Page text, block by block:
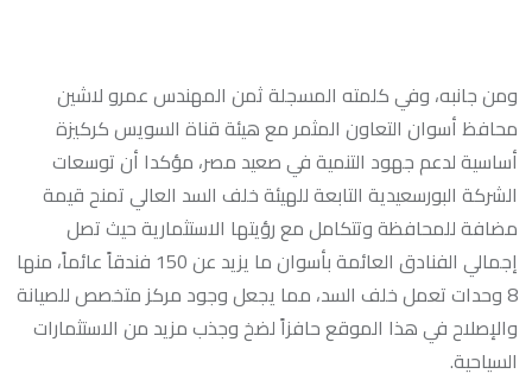
ومن جانبه، وفي كلمته المسجلة ثمن المهندس عمرو لاشين
محافظ أسوان التعاون المثمر مع هيئة قناة السويس كركيزة
أساسية لدعم جهود التنمية في صعيد مصر، مؤكدا أن توسعات
الشركة البورسعيدية التابعة للهيئة خلف السد العالي تمنح قيمة
مضافة للمحافظة وتتكامل مع رؤيتها الاستثمارية حيث تصل
إجمالي الفنادق العائمة بأسوان ما يزيد عن 150 فندقاً عائماً، منها
8 وحدات تعمل خلف السد، مما يجعل وجود مركز متخصص للصيانة
والإصلاح في هذا الموقع حافزاً لضخ وجذب مزيد من الاستثمارات
السياحية.